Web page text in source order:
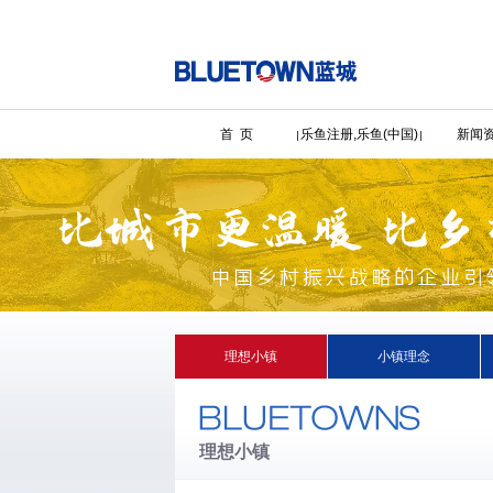
首 页 乐鱼注册,乐鱼(中国) 新闻
理想小镇 小镇理念
理想小镇